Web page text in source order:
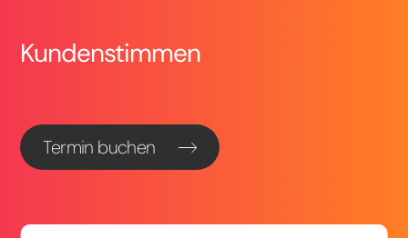
Kundenstimmen
Termin buchen